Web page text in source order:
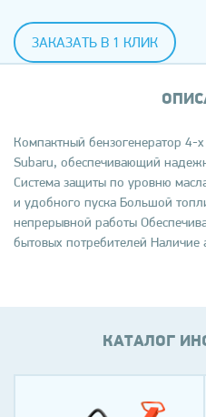
ЗАКАЗАТЬ В 1 КЛИК
Компактный бензогенератор 4-
Subaru, обеспечивающий
Система защиты по уровню
и удобного пуска Большой
непрерывной работы
бытовых потребителей Наличие
КАТАЛОГ